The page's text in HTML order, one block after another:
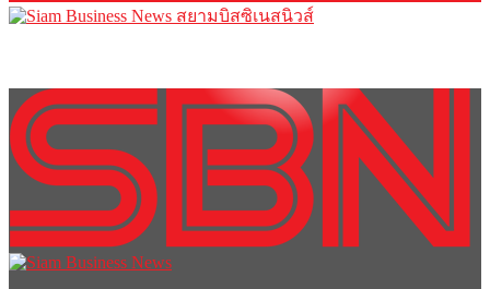
สยามบิสซิเนสนิวส์